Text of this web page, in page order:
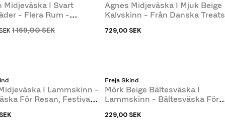
Midjeväska I Svart
- Flera Rum -
1 169,00 SEK
Agnes Midjeväska I Mjuk Beige
Kalvskinn - Från Danska Treats
729,00 SEK
I Lammskinn -
För Resan, Festival
Freja Skind
Mörk Beige Bältesväska I
Lammskinn - Bältesväska För
229,00 SEK